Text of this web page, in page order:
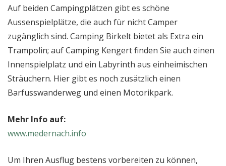
Auf beiden Campingplätzen gibt es schöne
Aussenspielplätze, die auch für nicht Camper
zugänglich sind. Camping Birkelt bietet als Extra ein
Trampolin; auf Camping Kengert finden Sie auch einen
Innenspielplatz und ein Labyrinth aus einheimischen
Sträuchern. Hier gibt es noch zusätzlich einen
Barfusswanderweg und einen Motorikpark.
Mehr Info auf:
www.medernach.info
Um Ihren Ausflug bestens vorbereiten zu können,